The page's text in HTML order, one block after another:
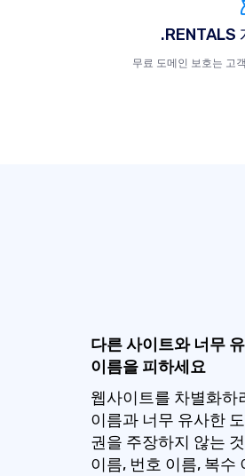
.RENTALS
무료 도메인 보호는 고
다른 사이트와 너무
이름을 피하세요
웹사이트를 차별화하
이름과 너무 유사한
권을 주장하지 않는
이름, 번호 이름, 복수